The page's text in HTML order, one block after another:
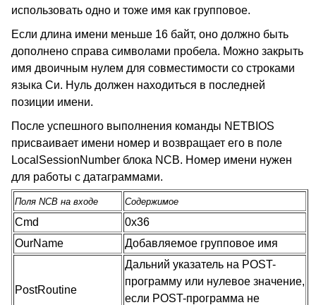
использовать одно и тоже имя как групповое.
Если длина имени меньше 16 байт, оно должно быть
дополнено справа символами пробела. Можно закрыть
имя двоичным нулем для совместимости со строками
языка Си. Нуль должен находиться в последней
позиции имени.
После успешного выполнения команды NETBIOS
присваивает имени номер и возвращает его в поле
LocalSessionNumber блока NCB. Номер имени нужен
для работы с датаграммами.
Поля NCB на входе Содержимое
Cmd
0x36
OurName
Добавляемое групповое имя
PostRoutine
Дальний указатель на POST-
программу или нулевое значение,
если POST-программа не